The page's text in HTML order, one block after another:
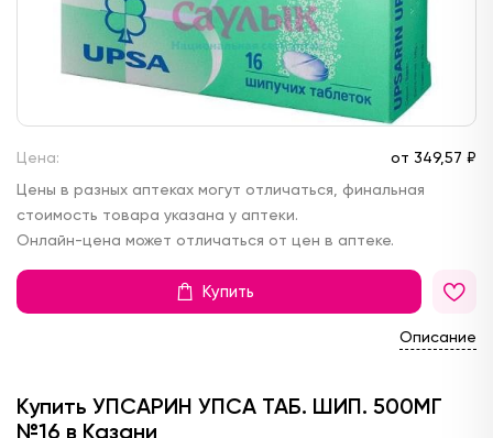
Цена: от 349,57 ₽
Цены в разных аптеках могут отличаться, финальная
стоимость товара указана у аптеки.
Онлайн-цена может отличаться от цен в аптеке.
Купить
Описание
Купить УПСАРИН УПСА ТАБ. ШИП. 500МГ
№16 в Казани